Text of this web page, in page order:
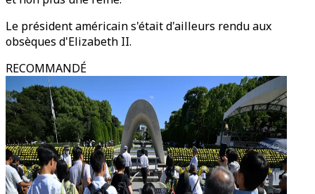
Le président américain s'était d'ailleurs rendu aux
obsèques d'Elizabeth II.
RECOMMANDÉ